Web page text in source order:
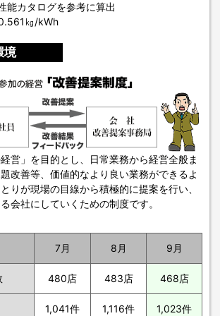
能カタログを参考に算出
㎏/kWh
境
経営」を目的とし、日常業務から経営全般ま
改善等、価値的なより良い業務ができるよ
りが現場の目線から積極的に提案を行い、
会社にしていくための制度です。
7月
8月 9月
480店 483店 468店
1,041件 1,116件 1,023件